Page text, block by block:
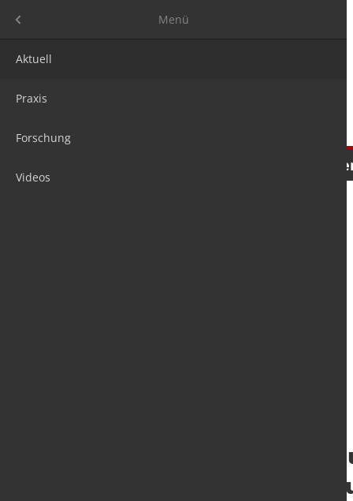
Führende
die
Menü
Aktuell
Praxis
Forschung
Videos